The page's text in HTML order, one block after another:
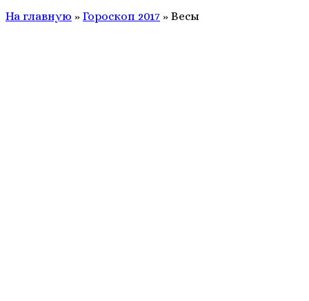
На главную » Гороскоп 2017 » Весы